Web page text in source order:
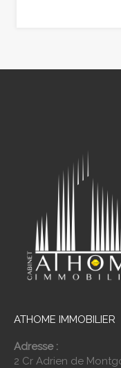
ATHOME IMMOBILIER
Adresse :
2 Cr Adrien de